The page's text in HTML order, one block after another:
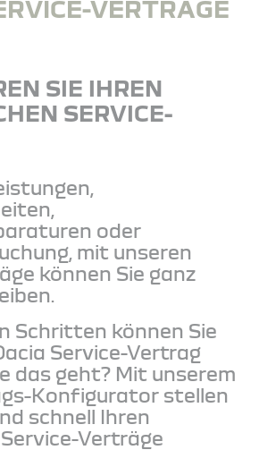
VERTRÄGE
SIE IHREN
SERVICE-
oder
mit unseren
können Sie ganz
Schritten können Sie
Service-Vertrag
das geht? Mit unserem
Konfigurator stellen
schnell Ihren
Verträge